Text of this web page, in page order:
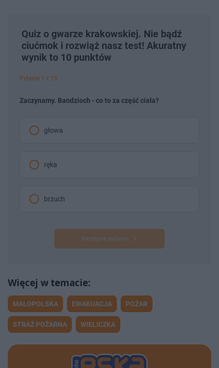
Quiz o gwarze krakowskiej. Nie bądź
ciućmok i rozwiąż nasz test! Akuratny
wynik to 10 punktów
Pytanie 1 z 15
Zaczynamy. Bandzioch - co to za część ciała?
głowa
ręka
brzuch
Następne pytanie
MAŁOPOLSKA EWAKUACJA POŻAR
STRAŻ POŻARNA WIELICZKA